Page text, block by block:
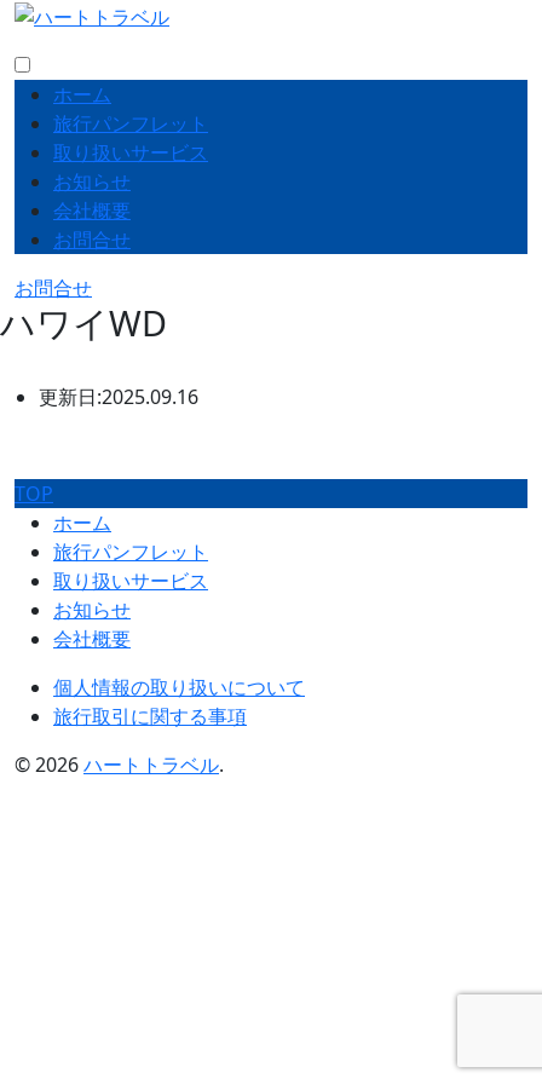
ホーム
旅行パンフレット
取り扱いサービス
お知らせ
会社概要
お問合せ
お問合せ
ハワイWD
更新日:2025.09.16
TOP
ホーム
旅行パンフレット
取り扱いサービス
お知らせ
会社概要
個人情報の取り扱いについて
旅行取引に関する事項
© 2026ハートトラベル.